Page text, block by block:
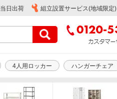
日出荷 組立設置サービス(地域限定)
4人用ロッカー ハンガーチェア